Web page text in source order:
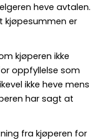
heve avtalen.
kjøpesummen er
kjøperen ikke
oppfyllelse som
ikke heve mens
har sagt at
fra kjøperen for